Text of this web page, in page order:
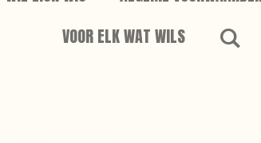
VOOR ELK WAT WILS